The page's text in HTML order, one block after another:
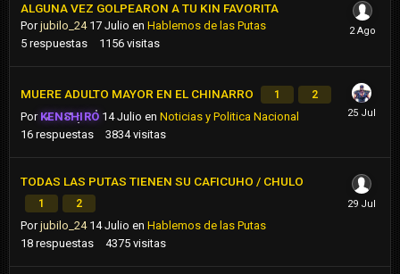
ALGUNA VEZ GOLPEARON A TU KIN FAVORITA
Porjubilo_24 17 Julio en Hablemos de las Putas
5 respuestas 1156 visitas
MUERE ADULTO MAYOR EN EL CHINARRO 1 2
Por KENSHIRO 14 Julio enNoticias y Politica Nacional
16 respuestas 3834 visitas
TODAS LAS PUTAS TIENEN SU CAFICUHO / CHULO
1 2
Porjubilo_24 14 Julio en Hablemos de las Putas
18 respuestas 4375 visitas